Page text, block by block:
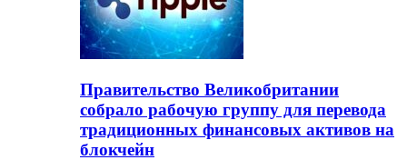
Правительство Великобритании
собрало рабочую группу для перевода
традиционных финансовых активов на
блокчейн